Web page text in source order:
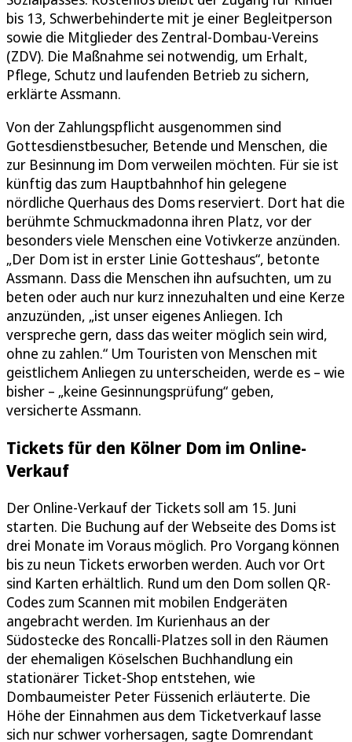
bis 13, Schwerbehinderte mit je einer Begleitperson
sowie die Mitglieder des Zentral-Dombau-Vereins
(ZDV). Die Maßnahme sei notwendig, um Erhalt,
Pflege, Schutz und laufenden Betrieb zu sichern,
erklärte Assmann.
Von der Zahlungspflicht ausgenommen sind
Gottesdienstbesucher, Betende und Menschen, die
zur Besinnung im Dom verweilen möchten. Für sie ist
künftig das zum Hauptbahnhof hin gelegene
nördliche Querhaus des Doms reserviert. Dort hat die
berühmte Schmuckmadonna ihren Platz, vor der
besonders viele Menschen eine Votivkerze anzünden.
„Der Dom ist in erster Linie Gotteshaus“, betonte
Assmann. Dass die Menschen ihn aufsuchten, um zu
beten oder auch nur kurz innezuhalten und eine Kerze
anzuzünden, „ist unser eigenes Anliegen. Ich
verspreche gern, dass das weiter möglich sein wird,
ohne zu zahlen.“ Um Touristen von Menschen mit
geistlichem Anliegen zu unterscheiden, werde es – wie
bisher – „keine Gesinnungsprüfung“ geben,
versicherte Assmann.
Tickets für den Kölner Dom im Online-
Verkauf
Der Online-Verkauf der Tickets soll am 15. Juni
starten. Die Buchung auf der Webseite des Doms ist
drei Monate im Voraus möglich. Pro Vorgang können
bis zu neun Tickets erworben werden. Auch vor Ort
sind Karten erhältlich. Rund um den Dom sollen QR-
Codes zum Scannen mit mobilen Endgeräten
angebracht werden. Im Kurienhaus an der
Südostecke des Roncalli-Platzes soll in den Räumen
der ehemaligen Köselschen Buchhandlung ein
stationärer Ticket-Shop entstehen, wie
Dombaumeister Peter Füssenich erläuterte. Die
Höhe der Einnahmen aus dem Ticketverkauf lasse
sich nur schwer vorhersagen, sagte Domrendant